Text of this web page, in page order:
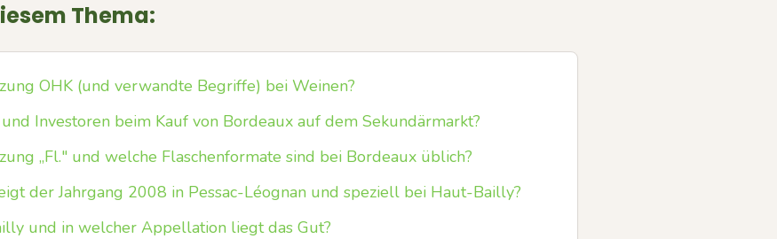
Thema:
OHK (und verwandte Begriffe) bei Weinen?
Investoren beim Kauf von Bordeaux auf dem Sekundärmarkt?
„Fl." und welche Flaschenformate sind bei Bordeaux üblich?
der Jahrgang 2008 in Pessac-Léognan und speziell bei Haut-Bailly?
und in welcher Appellation liegt das Gut?